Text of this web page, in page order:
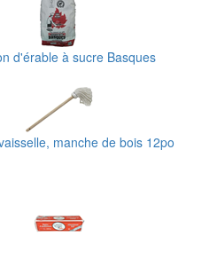
d'érable à sucre Basques
manche de bois 12po